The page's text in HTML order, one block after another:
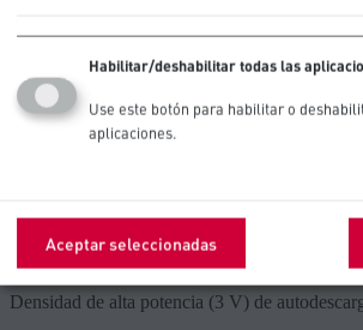
Sensores
Sensores de temperatura/humedad
Características del producto
Densidad de alta potencia (3 V) de
Habilitar/deshabilitar todas las
Use este botón para habilitar o
aplicaciones.
Aceptar seleccionadas